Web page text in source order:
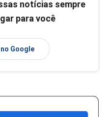
notícias sempre
para você
Google